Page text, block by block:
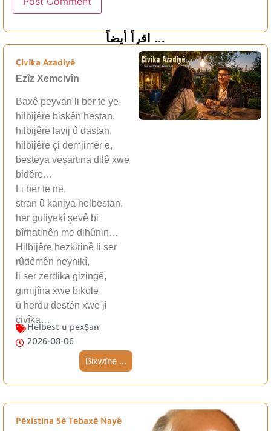
اقرأ أيضاً ...
Çivîka Azadiyê
Ezîz Xemcivîn
Baxê peyvan li ber te ye,
hilbijêre biskên hestan,
hilbijêre lavij û dastan,
hilbijêre çi demjimêr e,
besteya veşartina dilê xwe
bidêre…
Li ber te ne,
stran û kaniya helbestan,
her guliyekî şevê bi
bîrhatinên me dihûnin…
Hilbijêre hezkirinê li ser
rûdêmên neynikî,
li ser zerdika gizingê,
girnijîna xwe bikole
û herdu destên xwe ji
çivîka…
Helbest u pexşan
2026-08-06
Bixwîne ...
Pêxistina 5ê Tebaxê Nayê